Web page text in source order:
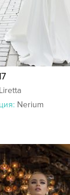
Liretta
Nerium